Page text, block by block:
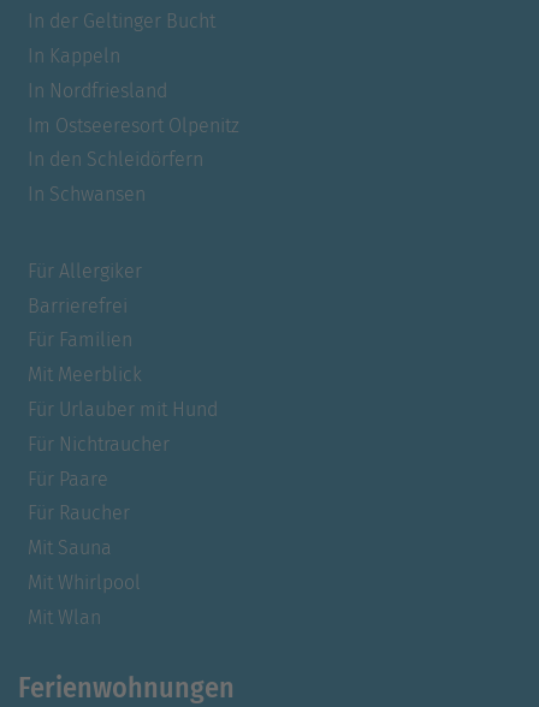
In der Geltinger Bucht
In Kappeln
In Nordfriesland
Im Ostseeresort Olpenitz
In den Schleidörfern
In Schwansen
Für Allergiker
Barrierefrei
Für Familien
Mit Meerblick
Für Urlauber mit Hund
Für Nichtraucher
Für Paare
Für Raucher
Mit Sauna
Mit Whirlpool
Mit Wlan
Ferienwohnungen